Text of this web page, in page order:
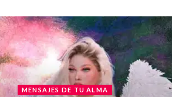
MENSAJES DE TU ALMA